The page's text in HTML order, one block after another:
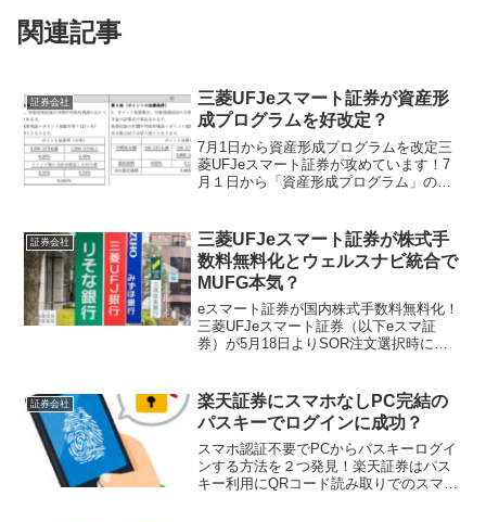
関連記事
証券会社
三菱UFJeスマート証券が資産形
成プログラムを好改定？
7月1日から資産形成プログラムを改定三
菱UFJeスマート証券が攻めています！7
月１日から「資産形成プログラム」の
とっては逆に改悪となるような内容も含
まれているし、...
証券会社
三菱UFJeスマート証券が株式手
数料無料化とウェルスナビ統合で
MUFG本気？
eスマート証券が国内株式手数料無料化！
三菱UFJeスマート証券（以下eスマ証
券）が5月18日よりSOR注文選択時に限
かなりのサプライズでしたね。SBI証券と
楽天証券に何...
証券会社
楽天証券にスマホなしPC完結の
パスキーでログインに成功？
スマホ認証不要でPCからパスキーログイ
ンする方法を２つ発見！楽天証券はパス
キー利用にQRコード読み取りでのスマホ